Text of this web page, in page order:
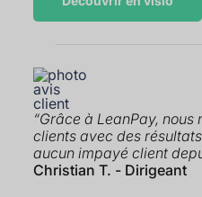
“Grâce à LeanPay,
clients avec des
aucun impayé client
Christian T. - Dirigeant